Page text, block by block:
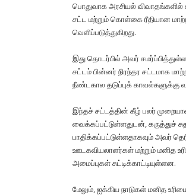
பொதுவாக அரசியல் விவாதங்களில்
சட்ட மற்றும் கொள்கை ரீதியான
வெளிப்படுத்துகிறது.
இது தொடர்பில் அவர்
சட்டம் பின்னர் நிரந்தர சட்டமாக
நீண்டகால தடுப்புக் காவல்களுக்கு
இந்தச் சட்டத்தின் கீழ் பலர்
வைக்கப்பட்டுள்ளதுடன், கருத்துச்
பாதிக்கப்பட்டுள்ளதாகவும் அவர்
ஊடகவியலாளர்கள் மற்றும் மனித
அமைப்புகள் சுட்டிக்காட்டியுள்ளன.
மேலும், ஐக்கிய நாடுகள் மனித